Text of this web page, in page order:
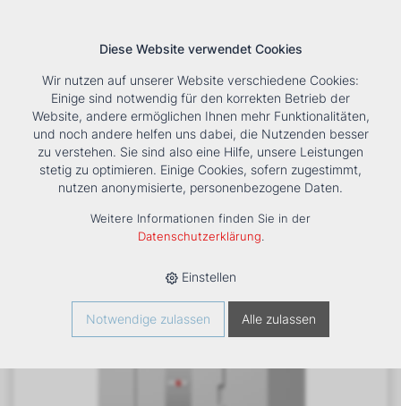
Tools Unternehmen Karriere KontaktSuche
HOME › PRODUKTE › LÜFTUNG › LÜFTUNGSGERÄTE KOMPAKT
COMFORT-WOHNUNGS-LÜFTUNG CWL-2-600,TYP
4/0 R, REVISIONSTÜR RECHTS
Diese Website verwendet Cookies
Wir nutzen auf unserer Website verschiedene Cookies:
Einige sind notwendig für den korrekten Betrieb der
Website, andere ermöglichen Ihnen mehr Funktionalitäten,
und noch andere helfen uns dabei, die Nutzenden besser
zu verstehen. Sie sind also eine Hilfe, unsere Leistungen
stetig zu optimieren. Einige Cookies, sofern zugestimmt,
nutzen anonymisierte, personenbezogene Daten.
Weitere Informationen finden Sie in der
Datenschutzerklärung.
Einstellen
Notwendige zulassen Alle zulassen